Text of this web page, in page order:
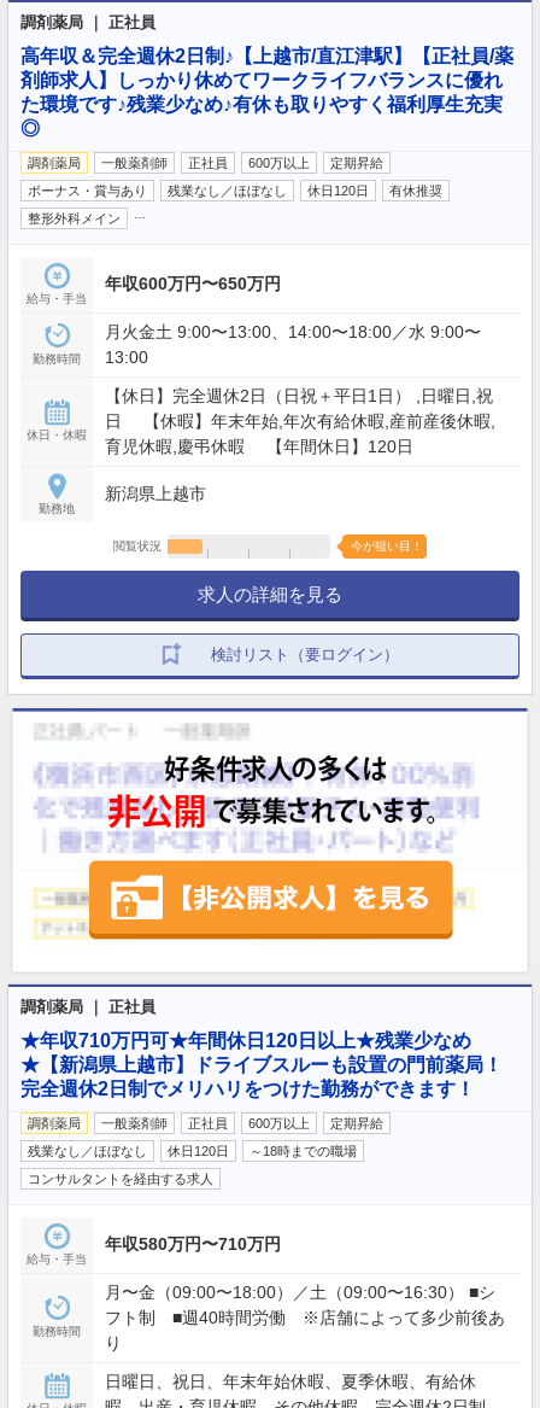
調剤薬局 ｜ 正社員
高年収＆完全週休2日制♪【上越市/直江津駅】【正社員/薬
剤師求人】しっかり休めてワークライフバランスに優れ
た環境です♪残業少なめ♪有休も取りやすく福利厚生充実
◎
調剤薬局 一般薬剤師 正社員 600万以上
定期昇給
ボーナス・賞与あり
残業なし／ほぼなし 休日120日
有休推奨
整形外科メイン
給与・手当
年収600万円〜650万円
勤務時間
月火金土 9:00〜13:00、14:00〜18:00／水 9:00〜
13:00
休日・休暇
【休日】完全週休2日（日祝＋平日1日） ,日曜日,祝
日 【休暇】年末年始,年次有給休暇,産前産後休暇,
育児休暇,慶弔休暇 【年間休日】120日
勤務地
新潟県上越市
閲覧状況 今が狙い目！
求人の詳細を見る
検討リスト（要ログイン）
調剤薬局 ｜ 正社員
★年収710万円可★年間休日120日以上★残業少なめ
★【新潟県上越市】ドライブスルーも設置の門前薬局！
完全週休2日制でメリハリをつけた勤務ができます！
調剤薬局 一般薬剤師 正社員 600万以上
定期昇給
残業なし／ほぼなし
休日120日
～18時までの職場
コンサルタントを経由する求人
給与・手当
年収580万円〜710万円
勤務時間
月〜金（09:00〜18:00）／土（09:00〜16:30） ■シ
フト制 ■週40時間労働 ※店舗によって多少前後あ
り
日曜日、祝日、年末年始休暇、夏季休暇、有給休